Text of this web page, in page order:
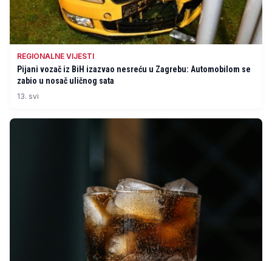
REGIONALNE VIJESTI
Pijani vozač iz BiH izazvao nesreću u Zagrebu: Automobilom se
zabio u nosač uličnog sata
13. svi